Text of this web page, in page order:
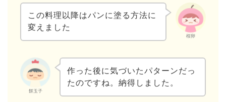
桜卵
この料理以降はパンに塗る方法に
変えました
餅玉子
作った後に気づいたパターンだっ
たのですね。納得しました。